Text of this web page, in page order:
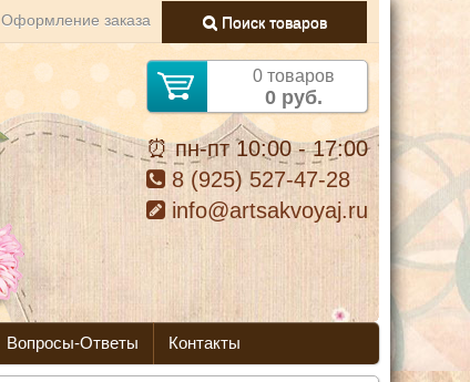
Оформление заказа Поиск товаров
0 товаров
0 руб.
⏰ пн-пт 10:00 - 17:00
8 (925) 527-47-28
info@artsakvoyaj.ru
Вопросы-Ответы Контакты